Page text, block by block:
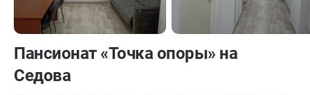
Пансионат «Точка опоры» на
Седова